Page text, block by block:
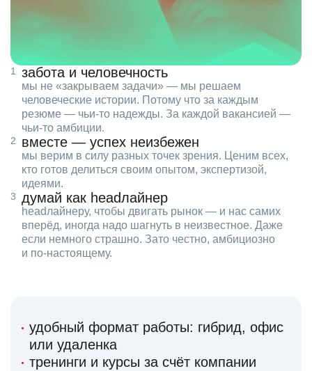
забота и человечность
мы не «закрываем задачи» — мы решаем
человеческие истории. Потому что за каждым
резюме — чьи‑то надежды. За каждой вакансией —
чьи‑то амбиции.
вместе — успех неизбежен
мы верим в силу разных точек зрения. Ценим всех,
кто готов делиться своим опытом, экспертизой,
идеями.
думай как headлайнер
headлайнеру, чтобы двигать рынок — и нас самих
вперёд, иногда надо шагнуть в неизвестное. Даже
если немного страшно. Зато честно, амбициозно
и по‑настоящему.
удобный формат работы: гибрид, офис
или удаленка
тренинги и курсы за счёт компании